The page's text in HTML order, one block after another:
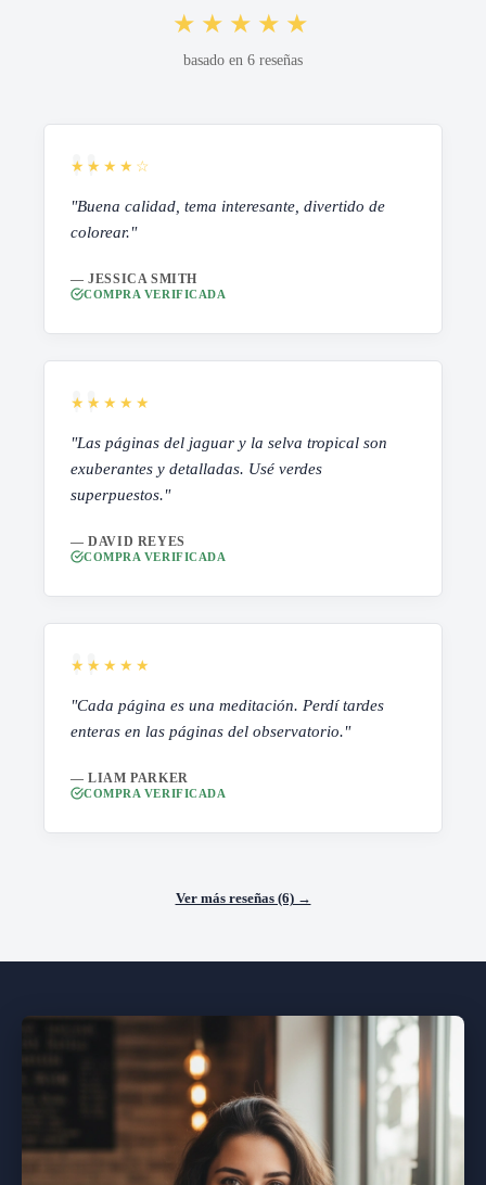
★★★★★
basado en 6 reseñas
★★★★☆
"Buena calidad, tema interesante, divertido de
colorear."
— JESSICA SMITH
COMPRA VERIFICADA
★★★★★
"Las páginas del jaguar y la selva tropical son
exuberantes y detalladas. Usé verdes
superpuestos."
— DAVID REYES
COMPRA VERIFICADA
★★★★★
"Cada página es una meditación. Perdí tardes
enteras en las páginas del observatorio."
— LIAM PARKER
COMPRA VERIFICADA
Ver más reseñas (6) →